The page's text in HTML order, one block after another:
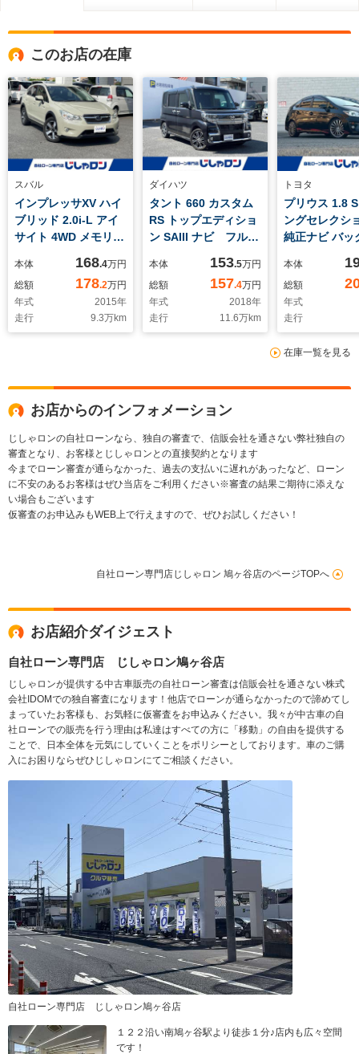
このお店の在庫
スバル
インプレッサXV ハイ
ブリッド 2.0i-L アイ
サイト 4WD メモリー
ルセグ 衝突軽減ブレ
ーキ レーンキープア
シスト クルーズコン
トロール 純正17イ
ンチアルミホイール
ー ETC HID フォ
グ
本体 168.4万円
総額
178.2万円
年式
2015年
走行
9.3万km
ダイハツ
タント 660 カスタム
RS トップエディショ
ン SAIII ナビ フルセ
パワースライドドア
衝突軽減ブレーキ 誤
発進抑制 レーンキー
プアシスト ETC
LED フォグ バック
ト 純正15アルミ
本体 153.5万円
総額
157.4万円
年式
2018年
走行
11.6万km
トヨタ
プリウス 1.8
ングセレクシ
純正ナビ バッ
グ ETC 社外
アルミホイー
ッドライト フ
マートモニタ
イブレコーダ
ートキー プッ
ラー 木目調パ
本体
総額
年式
走行
在庫一覧を見る
お店からのインフォメーション
じしゃロンの自社ローンなら、独自の審査で、信販会社を通さない弊社独自の
審査となり、お客様とじしゃロンとの直接契約となります
今までローン審査が通らなかった、過去の支払いに遅れがあったなど、ローン
に不安のあるお客様はぜひ当店をご利用ください※審査の結果ご期待に添えな
い場合もございます
仮審査のお申込みもWEB上で行えますので、ぜひお試しください！
自社ローン専門店じしゃロン 鳩ヶ谷店のページTOPへ
お店紹介ダイジェスト
自社ローン専門店 じしゃロン鳩ヶ谷店
じしゃロンが提供する中古車販売の自社ローン審査は信販会社を通さない株式
会社IDOMでの独自審査になります！他店でローンが通らなかったので諦めてし
まっていたお客様も、お気軽に仮審査をお申込みください。我々が中古車の自
社ローンでの販売を行う理由は私達はすべての方に「移動」の自由を提供する
ことで、日本全体を元気にしていくことをポリシーとしております。車のご購
入にお困りならぜひじしゃロンにてご相談ください。
自社ローン専門店 じしゃロン鳩ヶ谷店
１２２沿い南鳩ヶ谷駅より徒歩１分♪店内も広々空間
です！